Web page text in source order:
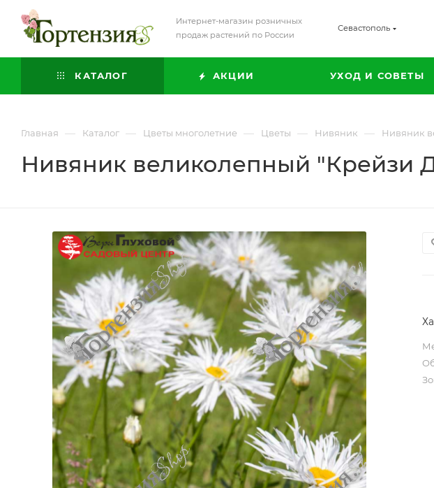
Интернет-магазин розничных
продаж растений по России
Севастополь
КАТАЛОГ АКЦИИ УХОД И СОВЕТЫ
Главная — Каталог — Цветы многолетние — Цветы — Нивяник — Нивяник
Нивяник великолепный "Крейзи